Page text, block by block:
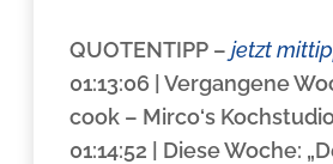
QUOTENTIPP –jetzt
01:13:06 | Vergangene
cook – Mirco‘s
01:14:52 | Diese Woche: